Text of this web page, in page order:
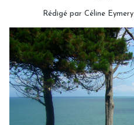
Rédigé par Céline Eymery